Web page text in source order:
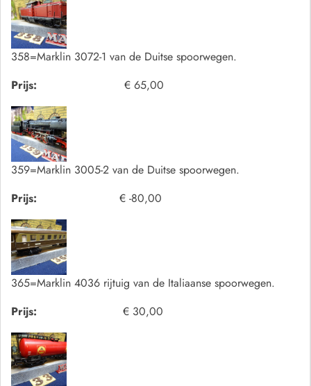
358=Marklin 3072-1 van de Duitse spoorwegen.
Prijs:
€ 65,00
359=Marklin 3005-2 van de Duitse spoorwegen.
Prijs:
€ -80,00
365=Marklin 4036 rijtuig van de Italiaanse spoorwegen.
Prijs:
€ 30,00